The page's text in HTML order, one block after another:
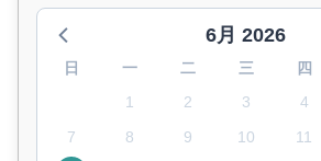
6月 2026
日 一 二 三 四
1
2 3 4
7
8 9 10 11